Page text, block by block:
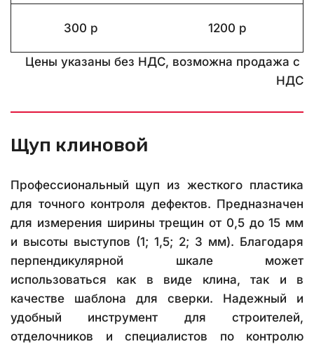
300 р 1200 р
Цены указаны без НДС, возможна продажа с
НДС
Щуп клиновой
Профессиональный щуп из жесткого пластика
для точного контроля дефектов. Предназначен
для измерения ширины трещин от 0,5 до 15 мм
и высоты выступов (1; 1,5; 2; 3 мм). Благодаря
перпендикулярной шкале может
использоваться как в виде клина, так и в
качестве шаблона для сверки. Надежный и
удобный инструмент для строителей,
отделочников и специалистов по контролю